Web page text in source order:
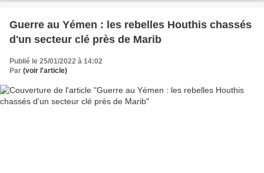
Guerre au Yémen : les rebelles Houthis chassés
d'un secteur clé près de Marib
Publié le 25/01/2022 à 14:02
Par (voir l'article)